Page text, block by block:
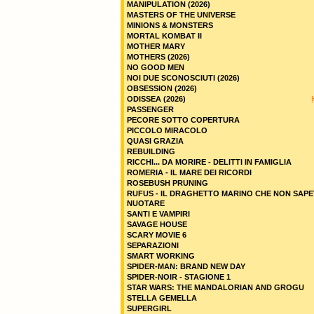
MANIPULATION (2026)
MASTERS OF THE UNIVERSE
MINIONS & MONSTERS
MORTAL KOMBAT II
MOTHER MARY
MOTHERS (2026)
NO GOOD MEN
NOI DUE SCONOSCIUTI (2026)
OBSESSION (2026)
ODISSEA (2026)
PASSENGER
PECORE SOTTO COPERTURA
PICCOLO MIRACOLO
QUASI GRAZIA
REBUILDING
RICCHI... DA MORIRE - DELITTI IN FAMIGLIA
ROMERIA - IL MARE DEI RICORDI
ROSEBUSH PRUNING
RUFUS - IL DRAGHETTO MARINO CHE NON
NUOTARE
SANTI E VAMPIRI
SAVAGE HOUSE
SCARY MOVIE 6
SEPARAZIONI
SMART WORKING
SPIDER-MAN: BRAND NEW DAY
SPIDER-NOIR - STAGIONE 1
STAR WARS: THE MANDALORIAN AND GROGU
STELLA GEMELLA
SUPERGIRL